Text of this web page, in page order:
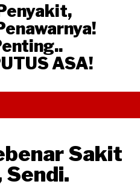
ASA!
Sakit